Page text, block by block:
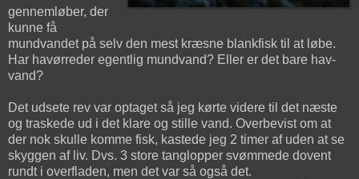
gennemløber, der
kunne få
mundvandet på selv den mest kræsne blankfisk til at løbe.
Har havørreder egentlig mundvand? Eller er det bare hav-
vand?
Det udsete rev var optaget så jeg kørte videre til det næste
og traskede ud i det klare og stille vand. Overbevist om at
der nok skulle komme fisk, kastede jeg 2 timer af uden at se
skyggen af liv. Dvs. 3 store tanglopper svømmede dovent
rundt i overfladen, men det var så også det.